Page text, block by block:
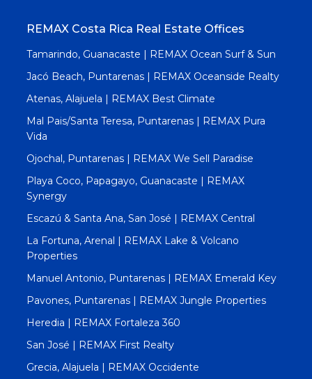
REMAX Costa Rica Real Estate Offices
Tamarindo, Guanacaste | REMAX Ocean Surf & Sun
Jacó Beach, Puntarenas | REMAX Oceanside Realty
Atenas, Alajuela | REMAX Best Climate
Mal Pais/Santa Teresa, Puntarenas | REMAX Pura
Vida
Ojochal, Puntarenas | REMAX We Sell Paradise
Playa Coco, Papagayo, Guanacaste | REMAX
Synergy
Escazú & Santa Ana, San José | REMAX Central
La Fortuna, Arenal | REMAX Lake & Volcano
Properties
Manuel Antonio, Puntarenas | REMAX Emerald Key
Pavones, Puntarenas | REMAX Jungle Properties
Heredia | REMAX Fortaleza 360
San José | REMAX First Realty
Grecia, Alajuela | REMAX Occidente